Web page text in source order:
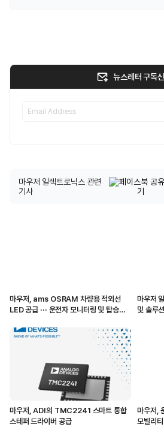
뉴스레터 구독
마우저 일렉트로닉스 관련
기사
마우저, ams OSRAM 차량용 적외선
LED 공급 ··· 운전자 모니터링 및 탑승자
마우저
및 솔루
마우저, ADI의 TMC2241 스마트 통합
스테퍼 드라이버 공급
마우저,
모빌리